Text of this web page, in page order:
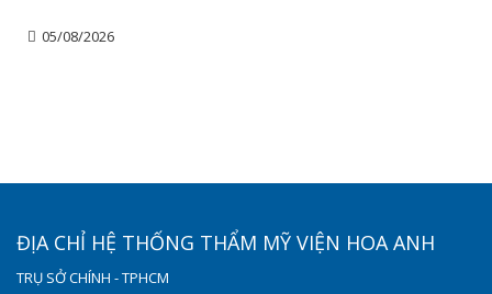
05/08/2026
ĐỊA CHỈ HỆ THỐNG THẨM MỸ VIỆN HOA ANH
TRỤ SỞ CHÍNH - TPHCM